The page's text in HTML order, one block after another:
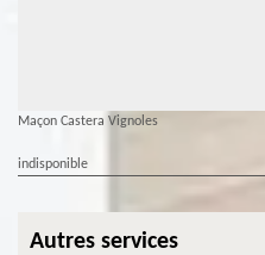
Maçon Castera Vignoles
indisponible
Autres services